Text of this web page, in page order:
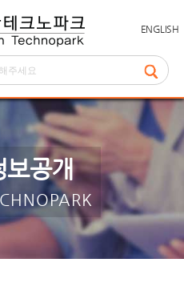
ENGLISH
보공개